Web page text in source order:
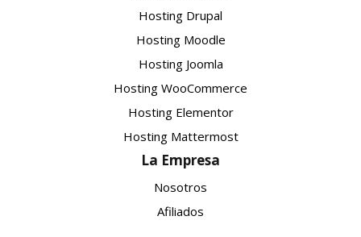
Hosting Drupal
Hosting Moodle
Hosting Joomla
Hosting WooCommerce
Hosting Elementor
Hosting Mattermost
La Empresa
Nosotros
Afiliados